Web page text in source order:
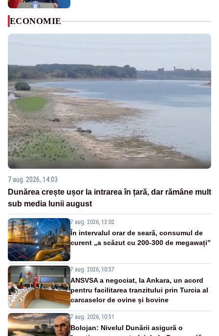
ECONOMIE
7 aug. 2026, 14:03
Dunărea crește ușor la intrarea în țară, dar rămâne mult
sub media lunii august
7 aug. 2026, 13:02
În intervalul orar de seară, consumul de
curent „a scăzut cu 200-300 de megawați”
7 aug. 2026, 10:57
ANSVSA a negociat, la Ankara, un acord
pentru facilitarea tranzitului prin Turcia al
carcaselor de ovine și bovine
7 aug. 2026, 10:51
Bolojan: Nivelul Dunării asigură o